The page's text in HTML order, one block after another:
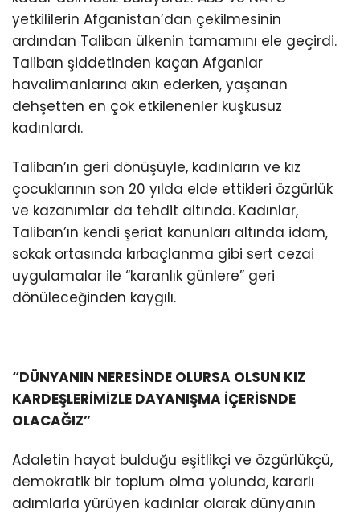
yetkililerin Afganistan’dan çekilmesinin
ardından Taliban ülkenin tamamını ele geçirdi.
Taliban şiddetinden kaçan Afganlar
havalimanlarına akın ederken, yaşanan
dehşetten en çok etkilenenler kuşkusuz
kadınlardı.
Taliban’ın geri dönüşüyle, kadınların ve kız
çocuklarının son 20 yılda elde ettikleri özgürlük
ve kazanımlar da tehdit altında. Kadınlar,
Taliban’ın kendi şeriat kanunları altında idam,
sokak ortasında kırbaçlanma gibi sert cezai
uygulamalar ile “karanlık günlere” geri
dönüleceğinden kaygılı.
“DÜNYANIN NERESİNDE OLURSA OLSUN KIZ
KARDEŞLERİMİZLE DAYANIŞMA İÇERİSNDE
OLACAĞIZ”
Adaletin hayat bulduğu eşitlikçi ve özgürlükçü,
demokratik bir toplum olma yolunda, kararlı
adımlarla yürüyen kadınlar olarak dünyanın